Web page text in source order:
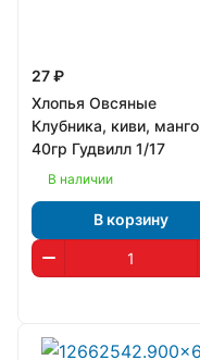
27 ₽
Хлопья Овсяные
Клубника, киви, манго
40гр Гудвилл 1/17
В наличии
В корзину